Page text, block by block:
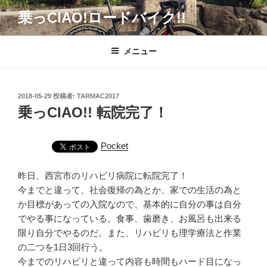
コ
ン
テ
乗っCIAO!ロードバイク!!
メニュー
投
稿
日:
2018-05-29 投稿者: TARMAC2017
乗っCIAO!! 転院完了！
Pocket
昨日、西宮市のリハビリ病院に転院完了！
今までと違って、社会復帰の為とか、家での生活の為と
か目標があっての入院なので、基本的に自分の事は自分
でやる事になっている。食事、歯磨き、お風呂も出来る
限り自分でやるのだ。また、リハビリも理学療法と作業
の二つを1日3回行う。
今までのリハビリと違って内容も時間もハード目になっ